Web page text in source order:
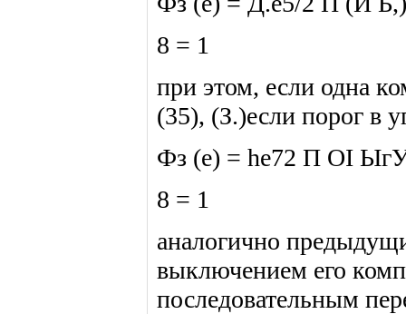
8 = 1
при этом, если одна
(35), (З.)если порог в
Фз (е) = he72 П OI
8 = 1
аналогично
выключением его
последовательным